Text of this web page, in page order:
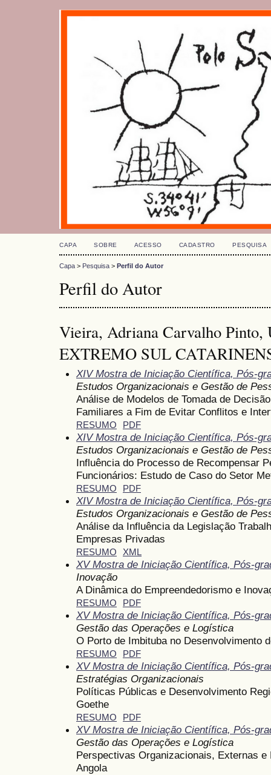
CAPA SOBRE ACESSO CADASTRO PESQUISA
Capa > Pesquisa > Perfil do Autor
Perfil do Autor
Vieira, Adriana Carvalho
EXTREMO SUL
XIV Mostra de Iniciação Científica, Pós-
Estudos Organizacionais e Gestão de
Análise de Modelos de Tomada de
Familiares a Fim de Evitar Conflitos e
RESUMO PDF
XIV Mostra de Iniciação Científica, Pós-
Estudos Organizacionais e Gestão de
Influência do Processo de Recompensar
Funcionários: Estudo de Caso do Setor
RESUMO PDF
XIV Mostra de Iniciação Científica, Pós-
Estudos Organizacionais e Gestão de
Análise da Influência da Legislação
Empresas Privadas
RESUMO XML
XV Mostra de Iniciação Científica, Pós-
Inovação
A Dinâmica do Empreendedorismo e
RESUMO PDF
XV Mostra de Iniciação Científica, Pós-
Gestão das Operações e Logística
O Porto de Imbituba no Desenvolvimento
RESUMO PDF
XV Mostra de Iniciação Científica, Pós-
Estratégias Organizacionais
Políticas Públicas e Desenvolvimento
Goethe
RESUMO PDF
XV Mostra de Iniciação Científica, Pós-
Gestão das Operações e Logística
Perspectivas Organizacionais, Externas
Angola